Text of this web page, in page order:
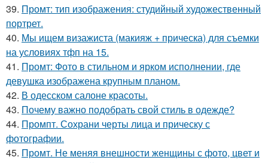
39. Промт: тип изображения: студийный художественный
портрет.
40. Мы ищем визажиста (макияж + прическа) для съемки
на условиях тфп на 15.
41. Промт: Фото в стильном и ярком исполнении, где
девушка изображена крупным планом.
42. В одесском салоне красоты.
43. Почему важно подобрать свой стиль в одежде?
44. Промпт. Сохрани черты лица и прическу с
фотографии.
45. Промт. Не меняя внешности женщины с фото, цвет и